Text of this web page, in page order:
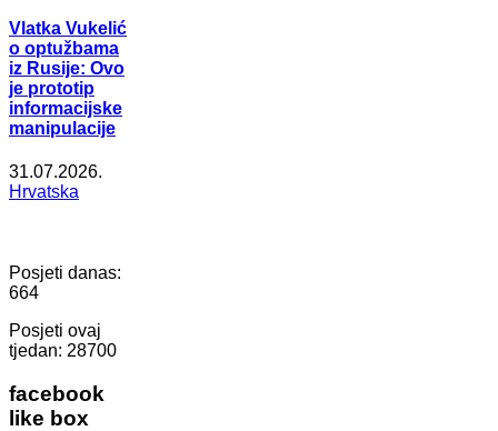
Vlatka Vukelić
o optužbama
iz Rusije: Ovo
je prototip
informacijske
manipulacije
31.07.2026.
Hrvatska
Posjeti danas:
664
Posjeti ovaj
tjedan: 28700
facebook
like box